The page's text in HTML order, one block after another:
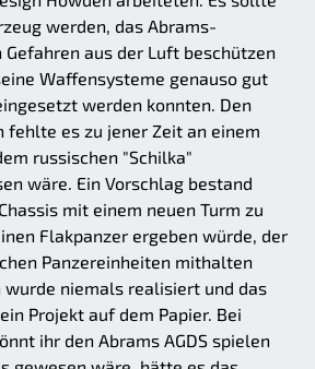
werden, das Abrams-
aus der Luft beschützen
Waffensysteme genauso gut
werden konnten. Den
fehlte es zu jener Zeit an einem
russischen "Schilka"
wäre. Ein Vorschlag bestand
mit einem neuen Turm zu
Flakpanzer ergeben würde, der
Panzereinheiten mithalten
wurde niemals realisiert und das
Projekt auf dem Papier. Bei
ihr den Abrams AGDS spielen